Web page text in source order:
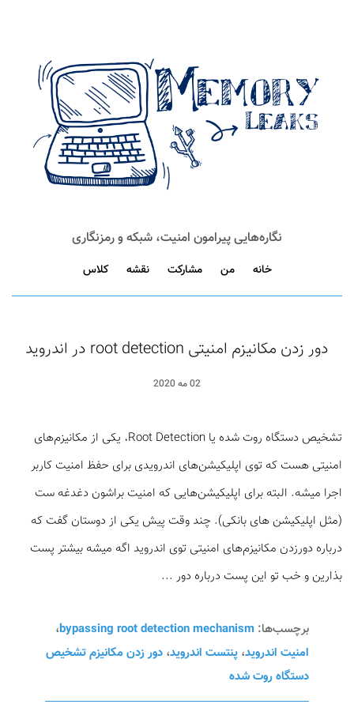
نگاره‌هایی پیرامون امنیت، شبکه و رمزنگاری
خانه من مشارکت نقشه کلاس
دور زدن مکانیزم امنیتی root detection در اندروید
02 مه 2020
تشخیص دستگاه روت شده یا Root Detection، یکی از مکانیزم‌های
امنیتی هست که توی اپلیکیشن‌های اندرویدی برای حفظ امنیت کاربر
اجرا میشه. البته برای اپلیکیشن‌هایی که امنیت براشون دغدغه ست
(مثل اپلیکیشن های بانکی). چند وقت پیش یکی از دوستان گفت که
درباره دورزدن مکانیزم‌های امنیتی توی اندروید اگه میشه بیشتر پست
بذارین و خب تو این پست درباره دور ...
برچسب‌ها: bypassing root detection mechanism،
امنیت اندروید، پنتست اندروید، دور زدن مکانیزم تشخیص
دستگاه روت شده